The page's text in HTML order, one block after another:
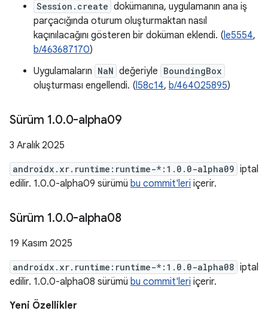
Session.create dokümanına, uygulamanın ana iş
parçacığında oturum oluşturmaktan nasıl
kaçınılacağını gösteren bir doküman eklendi. (le5554,
b/463687170)
Uygulamaların NaN değeriyle BoundingBox
oluşturması engellendi. (l58c14, b/464025895)
Sürüm 1.0.0-alpha09
3 Aralık 2025
androidx.xr.runtime:runtime-*:1.0.0-alpha09 iptal
edilir. 1.0.0-alpha09 sürümü bu commit'leri içerir.
Sürüm 1.0.0-alpha08
19 Kasım 2025
androidx.xr.runtime:runtime-*:1.0.0-alpha08 iptal
edilir. 1.0.0-alpha08 sürümü bu commit'leri içerir.
Yeni Özellikler